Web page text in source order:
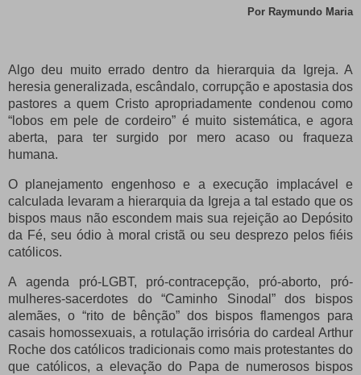
Por Raymundo Maria
Algo deu muito errado dentro da hierarquia da Igreja. A
heresia generalizada, escândalo, corrupção e apostasia dos
pastores a quem Cristo apropriadamente condenou como
“lobos em pele de cordeiro” é muito sistemática, e agora
aberta, para ter surgido por mero acaso ou fraqueza
humana.
O planejamento engenhoso e a execução implacável e
calculada levaram a hierarquia da Igreja a tal estado que os
bispos maus não escondem mais sua rejeição ao Depósito
da Fé, seu ódio à moral cristã ou seu desprezo pelos fiéis
católicos.
A agenda pró-LGBT, pró-contracepção, pró-aborto, pró-
mulheres-sacerdotes do “Caminho Sinodal” dos bispos
alemães, o “rito de bênção” dos bispos flamengos para
casais homossexuais, a rotulação irrisória do cardeal Arthur
Roche dos católicos tradicionais como mais protestantes do
que católicos, a elevação do Papa de numerosos bispos